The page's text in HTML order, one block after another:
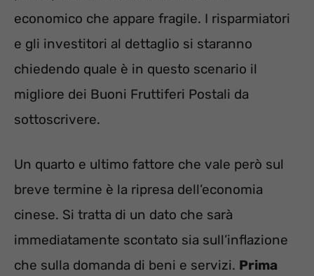
economico che appare fragile. I risparmiatori
e gli investitori al dettaglio si staranno
chiedendo quale è in questo scenario il
migliore dei Buoni Fruttiferi Postali da
sottoscrivere.
Un quarto e ultimo fattore che vale però sul
breve termine è la ripresa dell’economia
cinese. Si tratta di un dato che sarà
immediatamente scontato sia sull’inflazione
che sulla domanda di beni e servizi. Prima